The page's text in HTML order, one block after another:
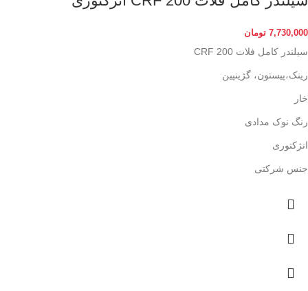
7,730,000 تومان
سیلندر کامل فلات CRF 200
رینک،پیستون، گژینپین
خار
رنگ نوک مدادی
انژکتوری
جنس شرکتی